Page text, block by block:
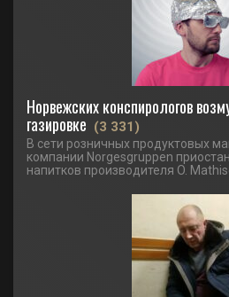
Норвежских конспирологов
газировке (3 331)
В сети розничных продуктовых
компании Norgesgruppen
напитков производителя O.